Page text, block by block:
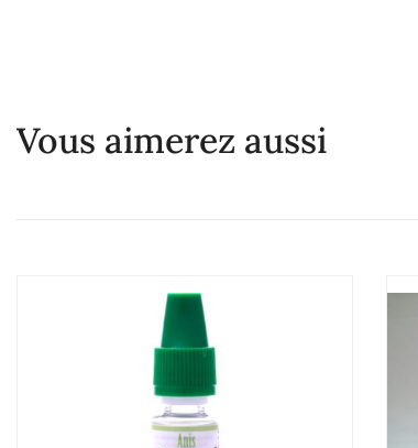
Vous aimerez aussi